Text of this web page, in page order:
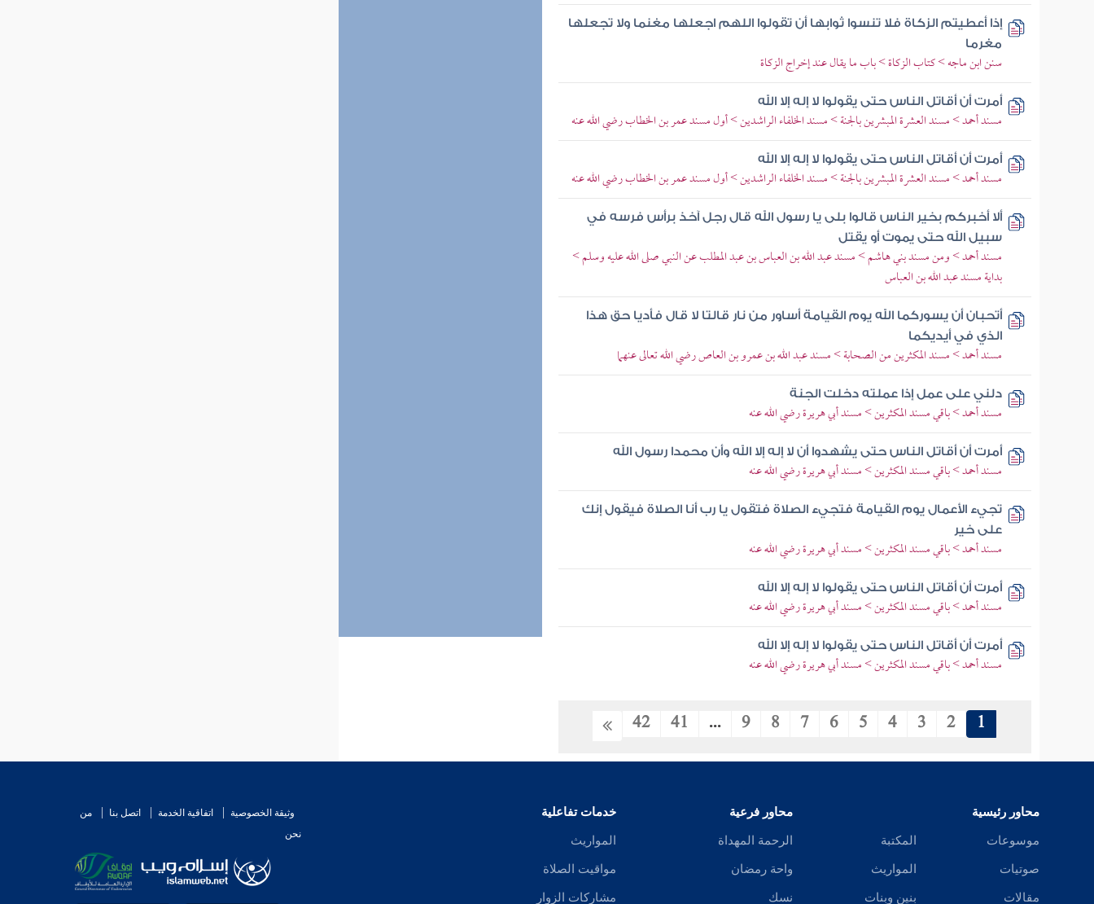
إذا أعطيتم الزكاة فلا تنسوا ثوابها أن تقولوا اللهم اجعلها مغنما ولا تجعلها
مغرما
سنن ابن ماجه > كتاب الزكاة > باب ما يقال عند إخراج الزكاة
أمرت أن أقاتل الناس حتى يقولوا لا إله إلا الله
مسند أحمد > مسند العشرة المبشرين بالجنة > مسند الخلفاء الراشدين > أول مسند عمر بن الخطاب رضي الله عنه
أمرت أن أقاتل الناس حتى يقولوا لا إله إلا الله
مسند أحمد > مسند العشرة المبشرين بالجنة > مسند الخلفاء الراشدين > أول مسند عمر بن الخطاب رضي الله عنه
ألا أخبركم بخير الناس قالوا بلى يا رسول الله قال رجل آخذ برأس فرسه في
سبيل الله حتى يموت أو يقتل
مسند أحمد > ومن مسند بني هاشم > مسند عبد الله بن العباس بن عبد المطلب عن النبي صلى الله عليه وسلم >
بداية مسند عبد الله بن العباس
أتحبان أن يسوركما الله يوم القيامة أساور من نار قالتا لا قال فأديا حق هذا
الذي في أيديكما
مسند أحمد > مسند المكثرين من الصحابة > مسند عبد الله بن عمرو بن العاص رضي الله تعالى عنهما
دلني على عمل إذا عملته دخلت الجنة
مسند أحمد > باقي مسند المكثرين > مسند أبي هريرة رضي الله عنه
أمرت أن أقاتل الناس حتى يشهدوا أن لا إله إلا الله وأن محمدا رسول الله
مسند أحمد > باقي مسند المكثرين > مسند أبي هريرة رضي الله عنه
تجيء الأعمال يوم القيامة فتجيء الصلاة فتقول يا رب أنا الصلاة فيقول إنك
على خير
مسند أحمد > باقي مسند المكثرين > مسند أبي هريرة رضي الله عنه
أمرت أن أقاتل الناس حتى يقولوا لا إله إلا الله
مسند أحمد > باقي مسند المكثرين > مسند أبي هريرة رضي الله عنه
أمرت أن أقاتل الناس حتى يقولوا لا إله إلا الله
مسند أحمد > باقي مسند المكثرين > مسند أبي هريرة رضي الله عنه
1
2
3
4
5
6
7
8
9
...
41
42
محاور رئيسية
موسوعات
صوتيات
مقالات
المكتبة
المواريث
بنين وبنات
محاور فرعية
الرحمة المهداة
واحة رمضان
نسك
خدمات تفاعلية
المواريث
مواقيت الصلاة
مشاركات الزوار
وثيقة الخصوصية اتفاقية الخدمة اتصل بنا
من
نحن